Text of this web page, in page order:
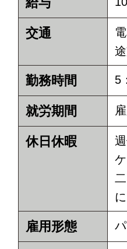
交通
勤務時間 5
就労期間
休日休暇
雇用形態